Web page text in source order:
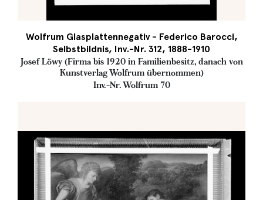
Wolfrum Glasplattennegativ - Federico Barocci,
Selbstbildnis, Inv.-Nr. 312, 1888-1910
Josef Löwy (Firma bis 1920 in Familienbesitz, danach von
Kunstverlag Wolfrum übernommen)
Inv.-Nr. Wolfrum 70